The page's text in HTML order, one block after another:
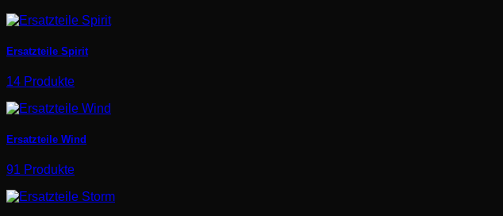
Ersatzteile Spirit
14 Produkte
Ersatzteile Wind
91 Produkte